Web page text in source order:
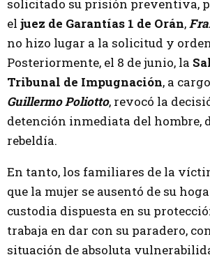
solicitado su prisión preventiva,
el juez de Garantías 1 de Orán,
no hizo lugar a la solicitud y
Posteriormente, el 8 de junio, la
Tribunal de Impugnación, a
Guillermo Poliotto, revocó la
detención inmediata del hombre,
rebeldía.
En tanto, los familiares de la
que la mujer se ausentó de su
custodia dispuesta en su
trabaja en dar con su paradero,
situación de absoluta